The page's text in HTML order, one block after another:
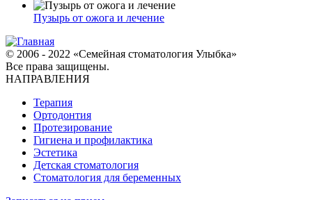
Пузырь от ожога и лечение
© 2006 - 2022 «Семейная стоматология Улыбка»
Все права защищены.
НАПРАВЛЕНИЯ
Терапия
Ортодонтия
Протезирование
Гигиена и профилактика
Эстетика
Детская стоматология
Стоматология для беременных